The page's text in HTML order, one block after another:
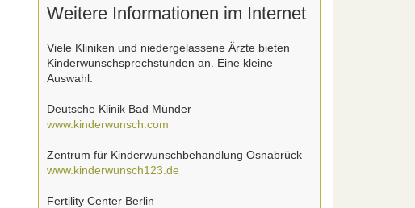
Weitere Informationen im Internet
Viele Kliniken und niedergelassene Ärzte bieten
Kinderwunschsprechstunden an. Eine kleine
Auswahl:
Deutsche Klinik Bad Münder
www.kinderwunsch.com
Zentrum für Kinderwunschbehandlung Osnabrück
www.kinderwunsch123.de
Fertility Center Berlin